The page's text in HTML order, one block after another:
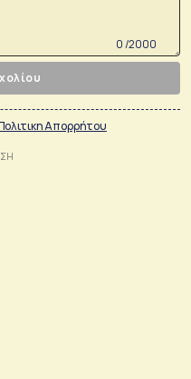
0 /2000
Απορρήτου